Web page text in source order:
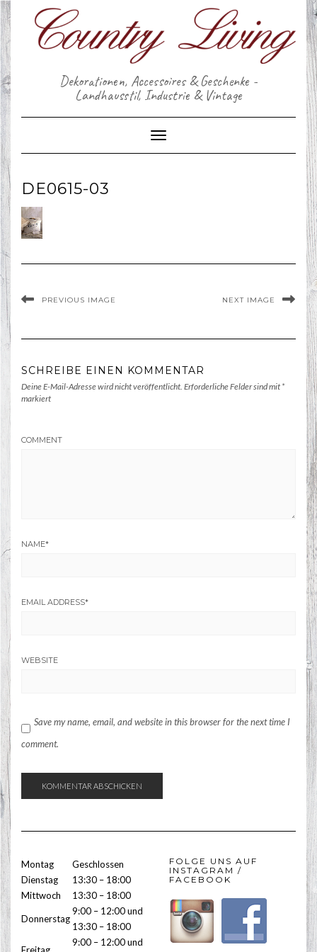
Skip
to
content
Dekorationen, Accessoires & Geschenke -
Landhausstil, Industrie & Vintage
Toggle Navigation
DE0615-03
PREVIOUS IMAGE NEXT IMAGE
SCHREIBE EINEN KOMMENTAR
Deine E-Mail-Adresse wird nicht veröffentlicht. Erforderliche Felder sind mit *
markiert
COMMENT
NAME*
EMAIL ADDRESS*
WEBSITE
Save my name, email, and website in this browser for the next time I
comment.
Montag
Geschlossen
Dienstag
13:30 – 18:00
Mittwoch
13:30 – 18:00
Donnerstag
9:00 – 12:00 und
13:30 – 18:00
9:00 – 12:00 und
FOLGE UNS AUF
INSTAGRAM /
FACEBOOK